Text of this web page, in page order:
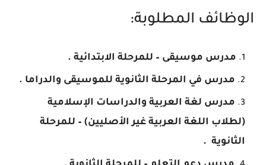
الوظائف المطلوبة:
مدرس موسيقى – للمرحلة الابتدائية .
مدرس في المرحلة الثانوية للموسيقى والدراما .
مدرس لغة العربية والدراسات الإسلامية
(لطلاب اللغة العربية غير الأصليين) – للمرحلة
الثانوية .